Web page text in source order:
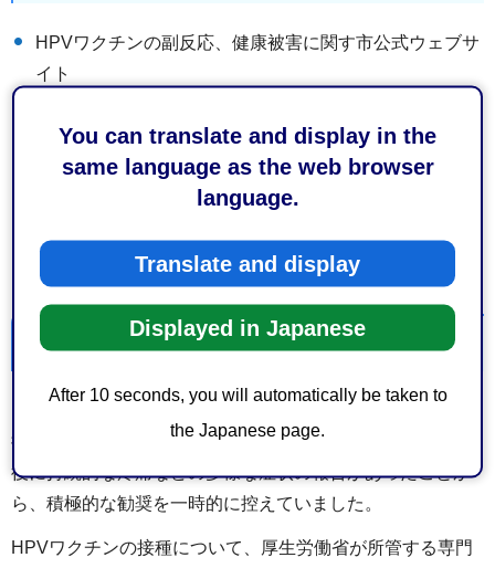
You can translate and display in the
same language as the web browser
language.
Translate and display
Displayed in Japanese
After 10 seconds, you will automatically be taken to
the Japanese page.
HPVワクチンの副反応、健康被害に関す市公式ウェブサ
イト
チン）の副反応・健康被害
9価ワクチン（シルガード9）に関する厚生労働省のウェ
ード9）について（外部サイトへリンク）
積極的な勧奨の再開について
HPVワクチンの接種は、平成25（2013）年4月1日から予防
接種法に基づく定期接種として実施されていますが、接種
後に持続的な疼痛などの多様な症状の報告があったことか
ら、積極的な勧奨を一時的に控えていました。
HPVワクチンの接種について、厚生労働省が所管する専門